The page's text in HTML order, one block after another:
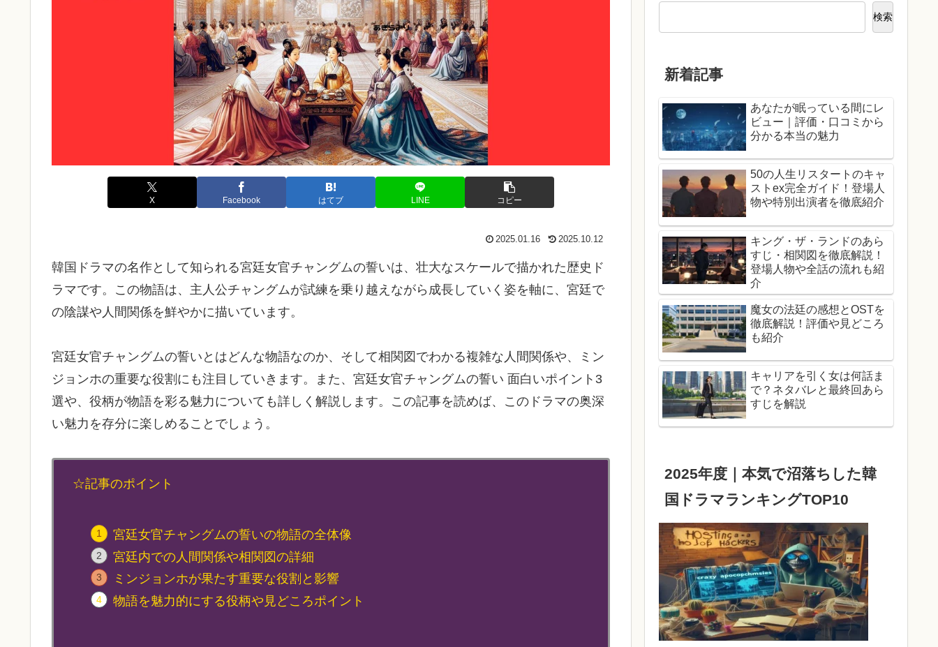
X Facebook はてブ LINE コピー
2025.01.16 2025.10.12
韓国ドラマの名作として知られる宮廷女官チャングムの誓いは、壮大なスケールで描かれた歴史ド
ラマです。この物語は、主人公チャングムが試練を乗り越えながら成長していく姿を軸に、宮廷で
の陰謀や人間関係を鮮やかに描いています。
宮廷女官チャングムの誓いとはどんな物語なのか、そして相関図でわかる複雑な人間関係や、ミン
ジョンホの重要な役割にも注目していきます。また、宮廷女官チャングムの誓い 面白いポイント3
選や、役柄が物語を彩る魅力についても詳しく解説します。この記事を読めば、このドラマの奥深
い魅力を存分に楽しめることでしょう。
☆記事のポイント
宮廷女官チャングムの誓いの物語の全体像
宮廷内での人間関係や相関図の詳細
ミンジョンホが果たす重要な役割と影響
物語を魅力的にする役柄や見どころポイント
検索
新着記事
あなたが眠っている間にレ
ビュー｜評価・口コミから
分かる本当の魅力
50の人生リスタートのキャ
ストex完全ガイド！登場人
物や特別出演者を徹底紹介
キング・ザ・ランドのあら
すじ・相関図を徹底解説！
登場人物や全話の流れも紹
介
魔女の法廷の感想とOSTを
徹底解説！評価や見どころ
も紹介
キャリアを引く女は何話ま
で？ネタバレと最終回あら
すじを解説
2025年度｜本気で沼落ちした韓
国ドラマランキングTOP10